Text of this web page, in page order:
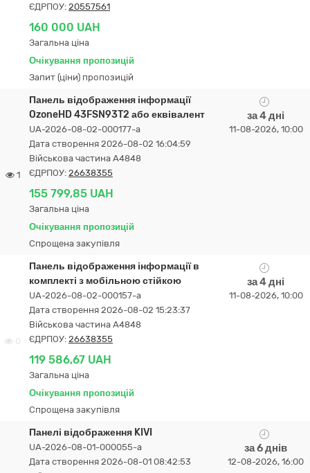
ЄДРПОУ: 20557561
160 000 UAH
Загальна ціна
Очікування пропозицій
Запит (ціни) пропозицій
1
Панель відображення інформації
OzoneHD 43FSN93T2 або еквівалент
UA-2026-08-02-000177-a
Дата створення 2026-08-02 16:04:59
Військова частина А4848
ЄДРПОУ: 26638355
155 799,85 UAH
Загальна ціна
Очікування пропозицій
Спрощена закупівля
за 4 дні
11-08-2026, 10:00
0
Панель відображення інформації в
комплекті з мобільною стійкою
UA-2026-08-02-000157-a
Дата створення 2026-08-02 15:23:37
Військова частина А4848
ЄДРПОУ: 26638355
119 586,67 UAH
Загальна ціна
Очікування пропозицій
Спрощена закупівля
за 4 дні
11-08-2026, 10:00
Панелі відображення KIVI
UA-2026-08-01-000055-a
Дата створення 2026-08-01 08:42:53
за 6 днів
12-08-2026, 16:00